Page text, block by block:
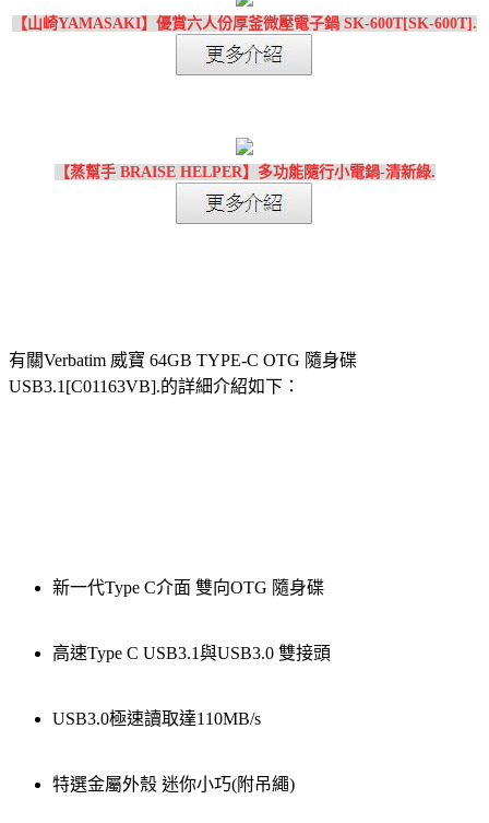
【山崎YAMASAKI】優賞六人份厚釜微壓電子鍋 SK-600T[SK-600T].
【蒸幫手 BRAISE HELPER】多功能隨行小電鍋-清新綠.
有關Verbatim 威寶 64GB TYPE-C OTG 隨身碟
USB3.1[C01163VB].的詳細介紹如下：
新一代Type C介面 雙向OTG 隨身碟
高速Type C USB3.1與USB3.0 雙接頭
USB3.0極速讀取達110MB/s
特選金屬外殼 迷你小巧(附吊繩)